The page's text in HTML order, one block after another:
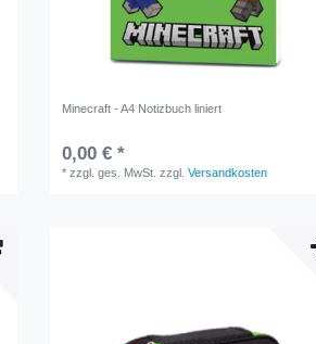
Minecraft - A4 Notizbuch liniert
0,00 € *
*zzgl. ges. MwSt. zzgl.Versandkosten